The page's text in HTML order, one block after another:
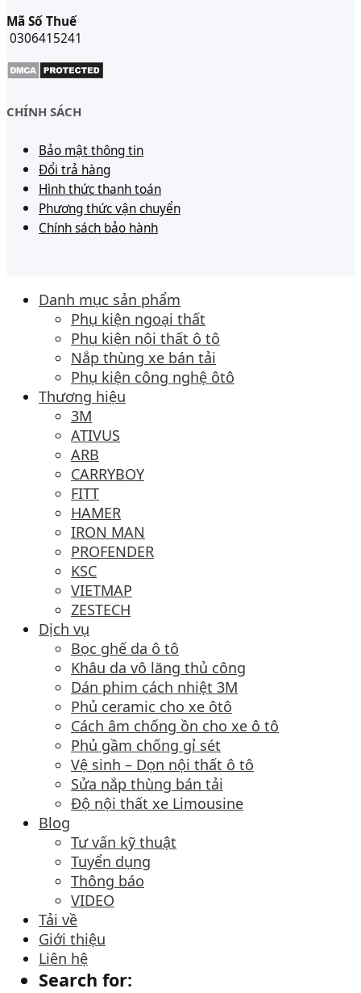
Mã Số Thuế
0306415241
CHÍNH SÁCH
Bảo mật thông tin
Đổi trả hàng
Hình thức thanh toán
Phương thức vận chuyển
Chính sách bảo hành
Danh mục sản phẩm
Phụ kiện ngoại thất
Phụ kiện nội thất ô tô
Nắp thùng xe bán tải
Phụ kiện công nghệ ôtô
Thương hiệu
3M
ATIVUS
ARB
CARRYBOY
FITT
HAMER
IRON MAN
PROFENDER
KSC
VIETMAP
ZESTECH
Dịch vụ
Bọc ghế da ô tô
Khâu da vô lăng thủ công
Dán phim cách nhiệt 3M
Phủ ceramic cho xe ôtô
Cách âm chống ồn cho xe ô tô
Phủ gầm chống gỉ sét
Vệ sinh – Dọn nội thất ô tô
Sửa nắp thùng bán tải
Độ nội thất xe Limousine
Blog
Tư vấn kỹ thuật
Tuyển dụng
Thông báo
VIDEO
Tải về
Giới thiệu
Liên hệ
Search for: